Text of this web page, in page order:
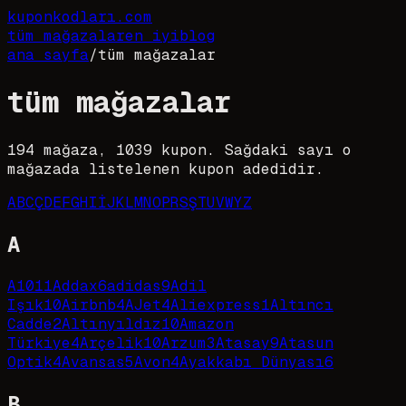
kuponkodları.com
tüm mağazalaren iyiblog
ana sayfa/tüm mağazalar
tüm mağazalar
194 mağaza, 1039 kupon. Sağdaki sayı o
mağazada listelenen kupon adedidir.
ABCÇDEFGHIİJKLMNOPRSŞTUVWYZ
A
A1011Addax6adidas9Adil
Işık10Airbnb4AJet4Aliexpress1Altıncı
Cadde2Altınyıldız10Amazon
Türkiye4Arçelik10Arzum3Atasay9Atasun
Optik4Avansas5Avon4Ayakkabı Dünyası6